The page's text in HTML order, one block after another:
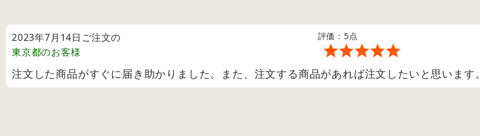
2023年7月14日ご注文の
東京都のお客様
評価：5点
注文した商品がすぐに届き助かりました。また、注文する商品があれば注文したいと思います。